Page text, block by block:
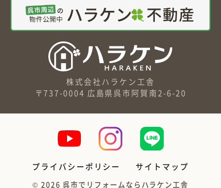
株式会社ハラケン工舎
〒737-0004 広島県呉市阿賀南2-6-20
プライバシーポリシー サイトマップ
© 2026呉市でリフォームならハラケン工舎